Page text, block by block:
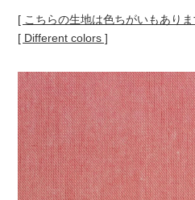
[ こちらの生地は色ちがいもあり
[ Different colors ]